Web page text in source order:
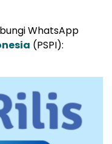
WhatsApp
(PSPI):